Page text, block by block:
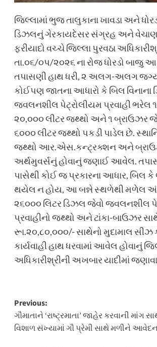
જિલ્લામાં ભુજ તાલુકાના ખાવડા અને
ડિઝલનું ગેરકાયદેસર સંગ્રહ અને વેચાણ
ફરીયાદો વચ્ચે જિલ્લા પુરવઠા
તા.૦૬/૦પ/૨૦૨૬ ના રોજ ધોરડો બાજુ
તપાસણી હાથ ધરી, ૨ અલગ-અલગ
કોઈપણ જાતના આધારો કે બિલ
જવલનશીલ પેટ્રોલીયમ પ્રવાહી ભરેલ
૨૦,૦૦૦ લીટર જથ્થો અને ૧ બ્રાઉઝર
૬૦૦૦ લીટર જથ્થો પકડી પાડેલ છે.
જથ્થો આર.એસ.કન્ટ્રક્શન અને
અર્થમુવર્સનું હોવાનું જણાઈ આવેલ.
પાસેથી કોઈ જ પ્રકારના આધાર, બિલ
થયેલ ન હોય, આ બન્ને સ્થળેથી મળેલ
૨૬૦૦૦ લિટર ડિઝલ જેવો જ્વલનશીલ
પ્રવાહીનો જથ્થો અને ટાંકા-બાઉઝર
રૂા.૨૦,૮૦,૦૦૦/- સાથેનો મુદામાલ
કાર્યવાહી હાથ ધરવામાં આવેલ હોવાનું
અધિકારીશ્રીની અખબાર યાદીમાં
Post
navigation
Previous:
ગૌમાતાને ‘રાષ્ટ્રમાતા’ જાહેર કરવાની માંગ
વિશાળ સંખ્યામાં ગૌ પ્રેમી સાથે મળીને